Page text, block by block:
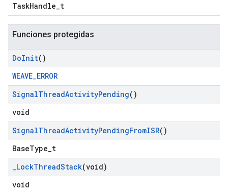
TaskHandle_t
Funciones protegidas
DoInit()
WEAVE_ERROR
SignalThreadActivityPending()
void
SignalThreadActivityPendingFromISR()
BaseType_t
_LockThreadStack(void)
void